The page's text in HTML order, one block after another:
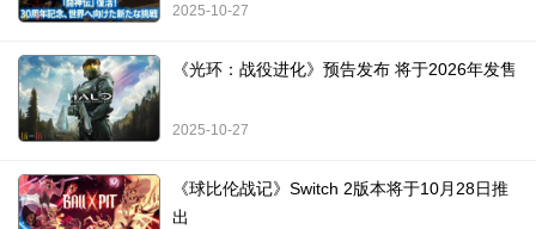
2025-10-27
《光环：战役进化》预告发布 将于2026年发售
2025-10-27
《球比伦战记》Switch 2版本将于10月28日推
出